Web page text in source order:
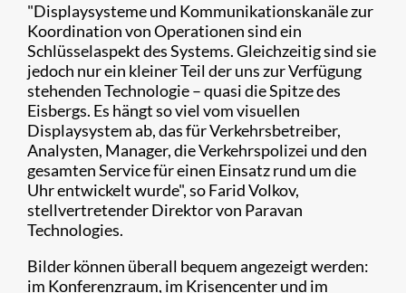
"Displaysysteme und Kommunikationskanäle zur
Koordination von Operationen sind ein
Schlüsselaspekt des Systems. Gleichzeitig sind sie
jedoch nur ein kleiner Teil der uns zur Verfügung
stehenden Technologie – quasi die Spitze des
Eisbergs. Es hängt so viel vom visuellen
Displaysystem ab, das für Verkehrsbetreiber,
Analysten, Manager, die Verkehrspolizei und den
gesamten Service für einen Einsatz rund um die
Uhr entwickelt wurde", so Farid Volkov,
stellvertretender Direktor von Paravan
Technologies.
Bilder können überall bequem angezeigt werden:
im Konferenzraum, im Krisencenter und im